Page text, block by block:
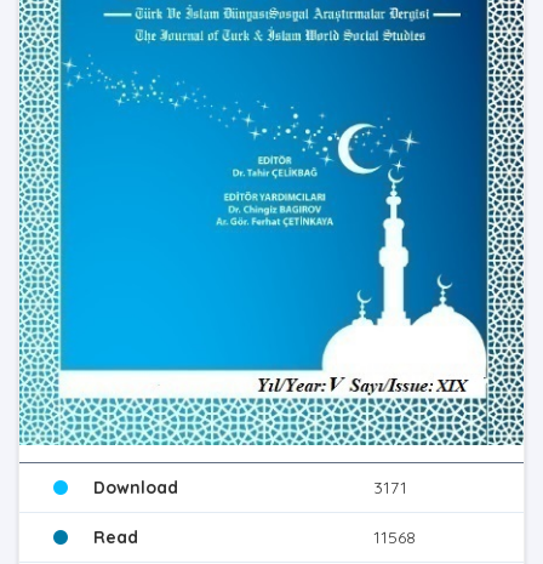
Download 3171
Read 11568